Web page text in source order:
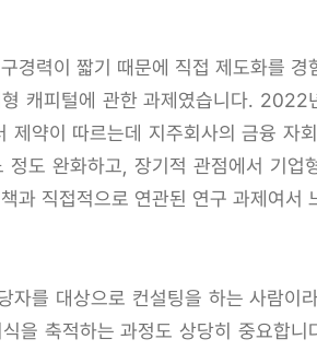
경력이 짧기 때문에 직접 제도화를
캐피털에 관한 과제였습니다.
제약이 따르는데 지주회사의 금융 자
정도 완화하고, 장기적 관점에서 기
과 직접적으로 연관된 연구 과제여서
자를 대상으로 컨설팅을 하는 사람
을 축적하는 과정도 상당히 중요합